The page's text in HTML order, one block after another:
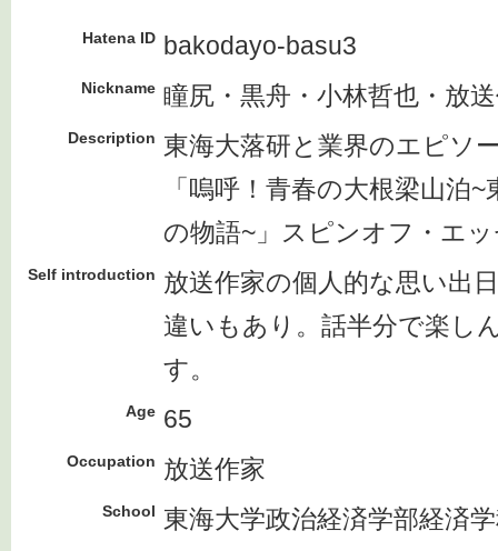
Hatena ID bakodayo-basu3
Nickname 瞳尻・黒舟・小林哲也・放
Description 東海大落研と業界のエピソ
「嗚呼！青春の大根梁山泊
の物語~」スピンオフ・エ
Self introduction 放送作家の個人的な思い出
違いもあり。話半分で楽し
す。
Age 65
Occupation 放送作家
School 東海大学政治経済学部経